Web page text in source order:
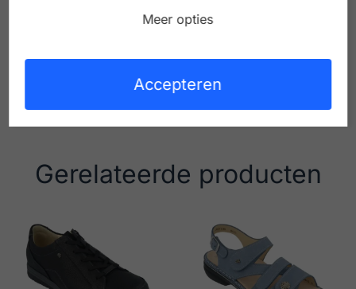
modellen zorgen ervoor dat er schoenen zijn
voor de smalle maar ook de brede voeten, de
Gerelateerde producten
Meer opties
Accepteren